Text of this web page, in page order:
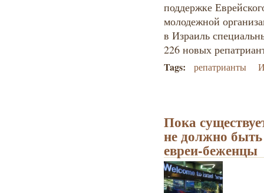
поддержке
молодежной
в Израиль
226 новых
Tags: репатрианты
Пока
не должно
евреи-беженцы